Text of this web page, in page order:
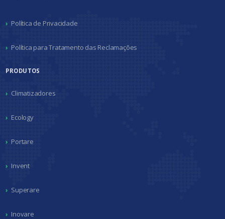
Política de Privacidade
Política para Tratamento das Reclamações
PRODUTOS
Climatizadores
Ecology
Portare
Invent
Superare
Inovare